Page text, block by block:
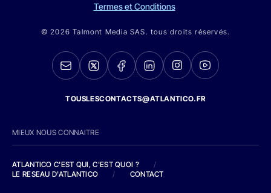
Termes et Conditions
© 2026 Talmont Media SAS. tous droits réservés.
TOUSLESCONTACTS@ATLANTICO.FR
MIEUX NOUS CONNAITRE
ATLANTICO C'EST QUI, C'EST QUOI ?
/
LE RESEAU D'ATLANTICO
/ CONTACT